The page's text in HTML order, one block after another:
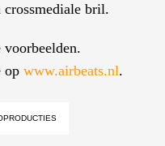
bril.
op www.airbeats.nl.